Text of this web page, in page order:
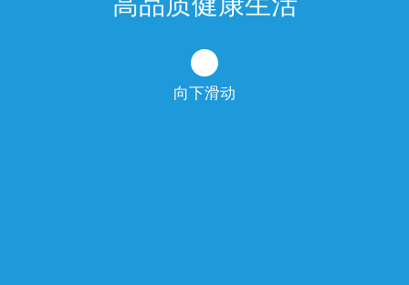
向下滑动